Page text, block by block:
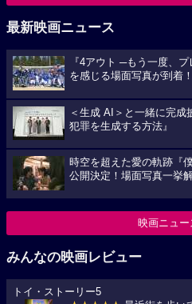
最新映画ニュース
『4アウト ─もう一度、
を感じる場面写真が到着
＜生成 AI＞と一緒に完成
犯罪を生成する方法』
時空を超えた愛の軌跡『
公開決定！場面写真一挙
映画ニュー
みんなの映画レビュー
トイ・ストーリー5